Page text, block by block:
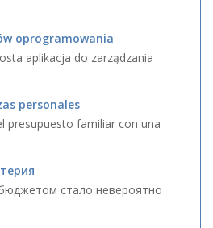
oprogramowania
aplikacja do zarządzania
personales
presupuesto familiar con una
стало невероятно